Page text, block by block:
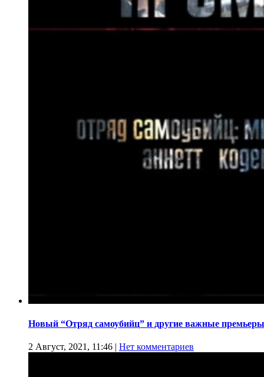
Новый “Отряд самоубийц” и другие важные премьеры
2 Август, 2021, 11:46 | Нет комментариев